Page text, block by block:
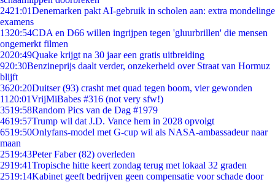
2421:01Denemarken pakt AI-gebruik in scholen aan: extra mondelinge
examens
1320:54CDA en D66 willen ingrijpen tegen 'gluurbrillen' die mensen
ongemerkt filmen
2020:49Quake krijgt na 30 jaar een gratis uitbreiding
920:30Benzineprijs daalt verder, onzekerheid over Straat van Hormuz
blijft
3620:20Duitser (93) crasht met quad tegen boom, vier gewonden
11 20:01VrijMiBabes #316 (not very sfw!)
3519:58Random Pics van de Dag #1979
4619:57Trump wil dat J.D. Vance hem in 2028 opvolgt
6519:50Onlyfans-model met G-cup wil als NASA-ambassadeur naar
maan
2519:43Peter Faber (82) overleden
2919:41Tropische hitte keert zondag terug met lokaal 32 graden
2519:14Kabinet geeft bedrijven geen compensatie voor schade door